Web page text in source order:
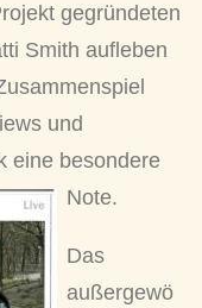
gegründeten
Smith aufleben
und
eine besondere
Note.
Das
außergewö